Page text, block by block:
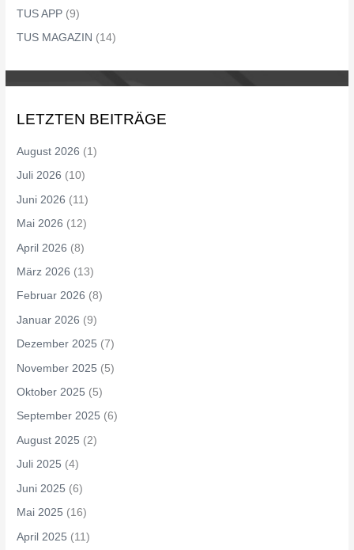
TUS APP (9)
TUS MAGAZIN (14)
LETZTEN BEITRÄGE
August 2026 (1)
Juli 2026 (10)
Juni 2026 (11)
Mai 2026 (12)
April 2026 (8)
März 2026 (13)
Februar 2026 (8)
Januar 2026 (9)
Dezember 2025 (7)
November 2025 (5)
Oktober 2025 (5)
September 2025 (6)
August 2025 (2)
Juli 2025 (4)
Juni 2025 (6)
Mai 2025 (16)
April 2025 (11)